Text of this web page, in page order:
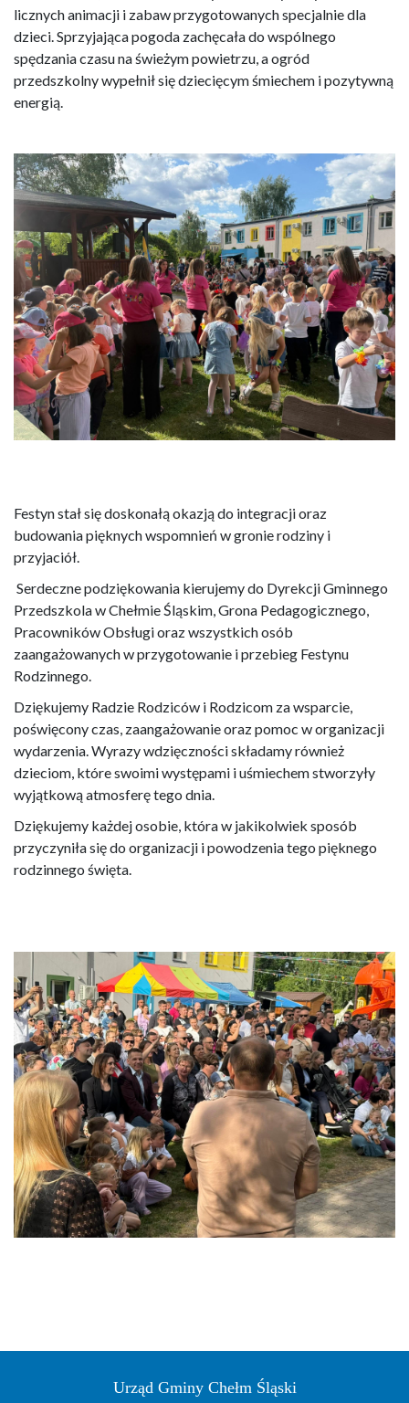
licznych animacji i zabaw przygotowanych specjalnie dla
dzieci. Sprzyjająca pogoda zachęcała do wspólnego
spędzania czasu na świeżym powietrzu, a ogród
przedszkolny wypełnił się dziecięcym śmiechem i pozytywną
energią.
Festyn stał się doskonałą okazją do integracji oraz
budowania pięknych wspomnień w gronie rodziny i
przyjaciół.
Serdeczne podziękowania kierujemy do Dyrekcji Gminnego
Przedszkola w Chełmie Śląskim, Grona Pedagogicznego,
Pracowników Obsługi oraz wszystkich osób
zaangażowanych w przygotowanie i przebieg Festynu
Rodzinnego.
Dziękujemy Radzie Rodziców i Rodzicom za wsparcie,
poświęcony czas, zaangażowanie oraz pomoc w organizacji
wydarzenia. Wyrazy wdzięczności składamy również
dzieciom, które swoimi występami i uśmiechem stworzyły
wyjątkową atmosferę tego dnia.
Dziękujemy każdej osobie, która w jakikolwiek sposób
przyczyniła się do organizacji i powodzenia tego pięknego
rodzinnego święta.
Urząd Gminy Chełm Śląski